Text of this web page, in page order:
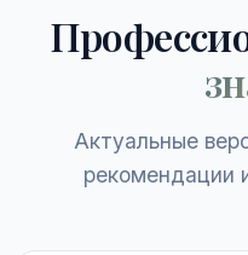
Актуальные
рекомендации